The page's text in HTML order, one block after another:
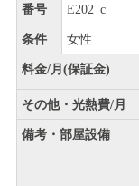
番号 E202_c
条件 女性
料金/月(保証金)
その他・光熱費/月
備考・部屋設備